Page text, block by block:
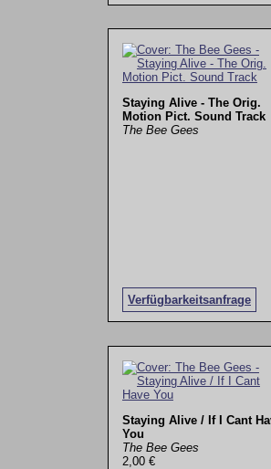
Staying Alive - The Orig.
Motion Pict. Sound Track
The Bee Gees
Verfügbarkeitsanfrage
Staying Alive / If I Cant
You
The Bee Gees
2,00 €